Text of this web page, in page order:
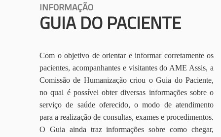
INFORMAÇÃO
GUIA DO PACIENTE
Com o objetivo de orientar e informar corretamente os
pacientes, acompanhantes e visitantes do AME Assis, a
Comissão de Humanização criou o Guia do Paciente,
no qual é possível obter diversas informações sobre o
serviço de saúde oferecido, o modo de atendimento
para a realização de consultas, exames e procedimentos.
O Guia ainda traz informações sobre como chegar,